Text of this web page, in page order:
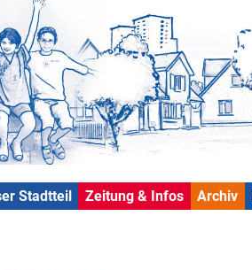
Stadtteil Zeitung & Infos Archiv